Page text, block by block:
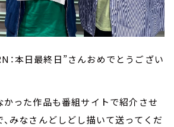
：本日最終日”さんおめでとうござい
った作品も番組サイトで紹介させ
みなさんどしどし描いて送ってくだ